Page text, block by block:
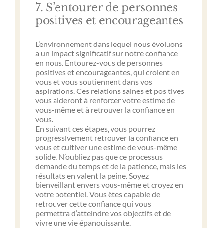
7. S’entourer de personnes
positives et encourageantes
L’environnement dans lequel nous évoluons
a un impact significatif sur notre confiance
en nous. Entourez-vous de personnes
positives et encourageantes, qui croient en
vous et vous soutiennent dans vos
aspirations. Ces relations saines et positives
vous aideront à renforcer votre estime de
vous-même et à retrouver la confiance en
vous.
En suivant ces étapes, vous pourrez
progressivement retrouver la confiance en
vous et cultiver une estime de vous-même
solide. N’oubliez pas que ce processus
demande du temps et de la patience, mais les
résultats en valent la peine. Soyez
bienveillant envers vous-même et croyez en
votre potentiel. Vous êtes capable de
retrouver cette confiance qui vous
permettra d’atteindre vos objectifs et de
vivre une vie épanouissante.